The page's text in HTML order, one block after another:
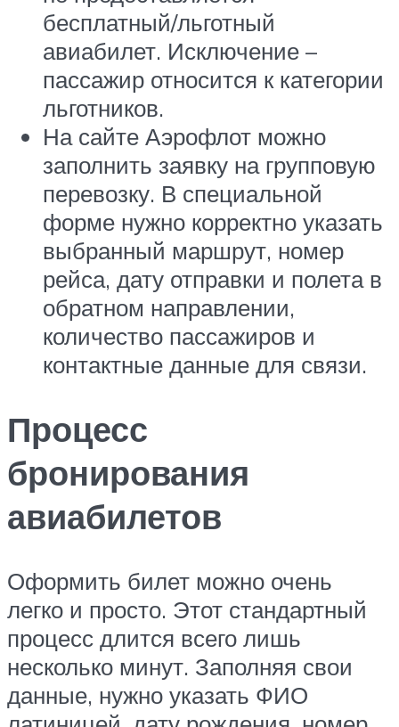
бесплатный/льготный
авиабилет. Исключение –
пассажир относится к категории
льготников.
На сайте Аэрофлот можно
заполнить заявку на групповую
перевозку. В специальной
форме нужно корректно указать
выбранный маршрут, номер
рейса, дату отправки и полета в
обратном направлении,
количество пассажиров и
контактные данные для связи.
Процесс
бронирования
авиабилетов
Оформить билет можно очень
легко и просто. Этот стандартный
процесс длится всего лишь
несколько минут. Заполняя свои
данные, нужно указать ФИО